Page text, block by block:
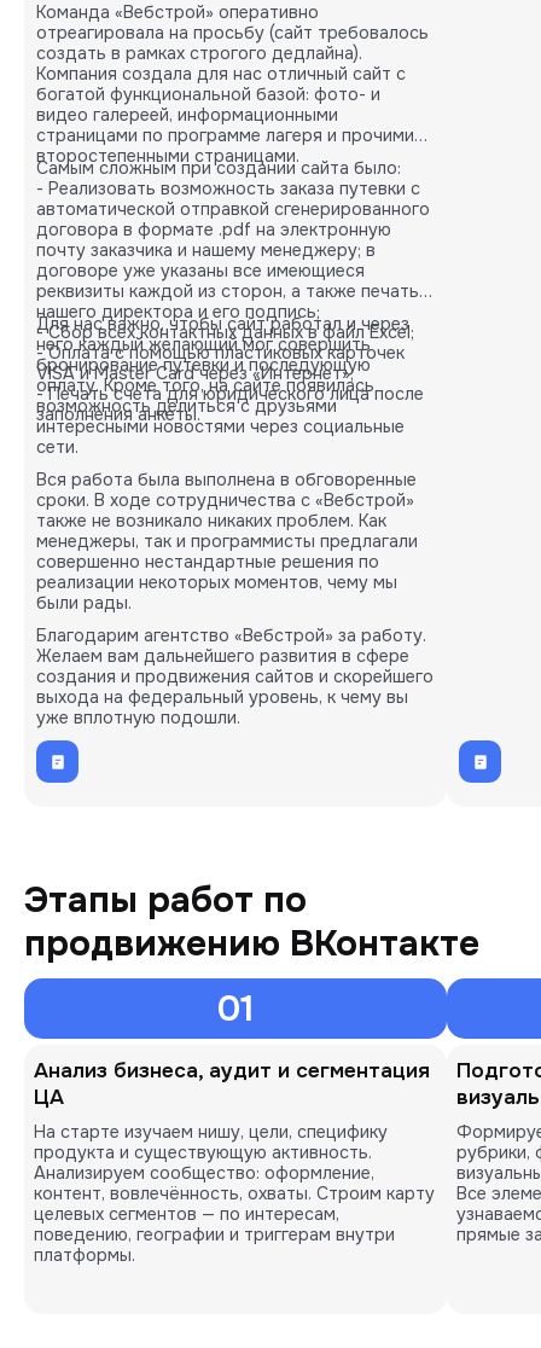
Команда «Вебстрой» оперативно
отреагировала на просьбу (сайт требовалось
создать в рамках строгого дедлайна).
Компания создала для нас отличный сайт с
богатой функциональной базой: фото- и
видео галереей, информационными
страницами по программе лагеря и прочими
второстепенными страницами.
Самым сложным при создании сайта было:
- Реализовать возможность заказа путевки с
автоматической отправкой сгенерированного
договора в формате .pdf на электронную
почту заказчика и нашему менеджеру; в
договоре уже указаны все имеющиеся
реквизиты каждой из сторон, а также печать
нашего директора и его подпись;
- Сбор всех контактных данных в файл Excel;
- Оплата с помощью пластиковых карточек
VISA и Master Card через «Интернет»;
- Печать счета для юридического лица после
заполнения анкеты.
Для нас важно, чтобы сайт работал и через
него каждый желающий мог совершить
бронирование путевки и последующую
оплату. Кроме того, на сайте появилась
возможность делиться с друзьями
интересными новостями через социальные
сети.
Вся работа была выполнена в обговоренные
сроки. В ходе сотрудничества с «Вебстрой»
также не возникало никаких проблем. Как
менеджеры, так и программисты предлагали
совершенно нестандартные решения по
реализации некоторых моментов, чему мы
были рады.
Благодарим агентство «Вебстрой» за работу.
Желаем вам дальнейшего развития в сфере
создания и продвижения сайтов и скорейшего
выхода на федеральный уровень, к чему вы
уже вплотную подошли.
Этапы работ по
продвижению ВКонтакте
01
Анализ бизнеса, аудит и сегментация
ЦА
На старте изучаем нишу, цели, специфику
продукта и существующую активность.
Анализируем сообщество: оформление,
контент, вовлечённость, охваты. Строим карту
целевых сегментов — по интересам,
поведению, географии и триггерам внутри
платформы.
рубрики,
Все
прямые